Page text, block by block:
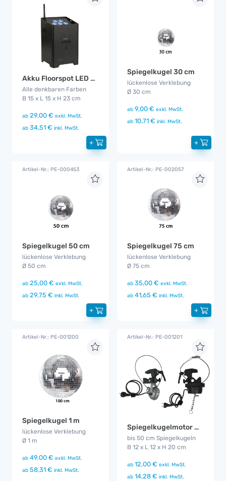
Akku Floorspot LED WDMX
Alle denkbaren Farben
B 15 x L 15 x H 23 cm
ab 29,00 € exkl. MwSt.
ab 34,51 € inkl. MwSt.
+
Spiegelkugel 30 cm
lückenlose Verklebung
Ø 30 cm
ab 9,00 € exkl. MwSt.
ab 10,71 € inkl. MwSt.
+
Artikel-Nr.: PE-000453
Spiegelkugel 50 cm
lückenlose Verklebung
Ø 50 cm
ab 25,00 € exkl. MwSt.
ab 29,75 € inkl. MwSt.
+
Artikel-Nr.: PE-002057
Spiegelkugel 75 cm
lückenlose Verklebung
Ø 75 cm
ab 35,00 € exkl. MwSt.
ab 41,65 € inkl. MwSt.
+
Artikel-Nr.: PE-001200
Spiegelkugel 1 m
lückenlose Verklebung
Ø 1 m
ab 49,00 € exkl. MwSt.
ab 58,31 € inkl. MwSt.
Artikel-Nr.: PE-001201
Spiegelkugelmotor mit Lampe klein
bis 50 cm Spiegelkugeln
B 12 x L 12 x H 20 cm
ab 12,00 € exkl. MwSt.
ab 14,28 € inkl. MwSt.